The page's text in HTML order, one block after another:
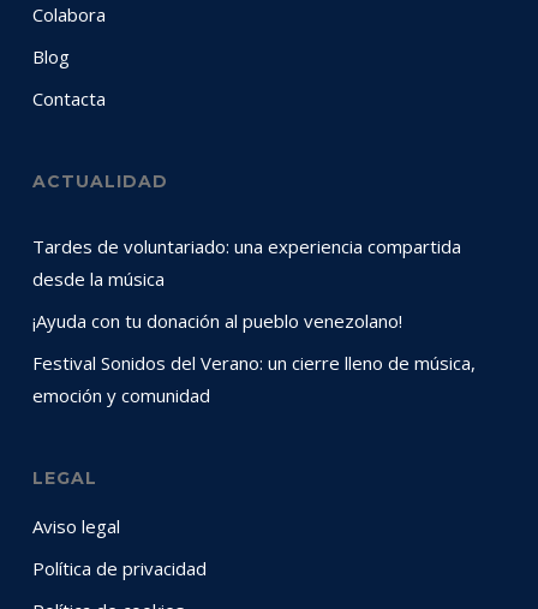
Colabora
Blog
Contacta
ACTUALIDAD
Tardes de voluntariado: una experiencia compartida
desde la música
¡Ayuda con tu donación al pueblo venezolano!
Festival Sonidos del Verano: un cierre lleno de música,
emoción y comunidad
LEGAL
Aviso legal
Política de privacidad